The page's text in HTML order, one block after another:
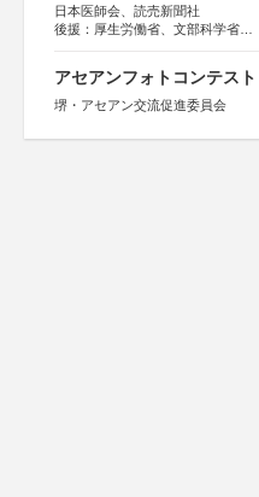
日本医師会、読売新聞社
後援：厚生労働省、文部科学省
アセアンフォトコンテス
堺・アセアン交流促進委員会